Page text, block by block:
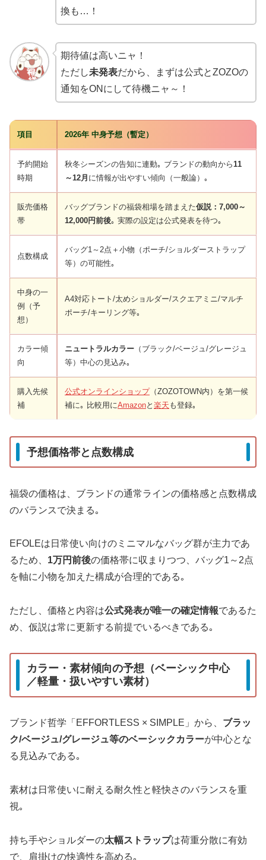
換も…！
期待値は高いニャ！
ただし未発表だから、まずは公式とZOZOの
通知をONにして待機ニャ～！
項目 2026年 中身予想（暫定）
予約開始
時期
秋冬シーズンの告知に連動｡ ブランドの動向から 11
～12月 に情報が出やすい傾向（一般論）｡
販売価格
帯
バッグブランドの福袋相場を踏まえた仮説：7,000～
12,000円前後｡ 実際の設定は公式発表を待つ｡
点数構成
バッグ1～2点＋小物（ポーチ/ショルダーストラップ
等）の可能性｡
中身の一
例（予
想）
A4対応トート/太めショルダー/スクエアミニ/マルチ
ポーチ/キーリング等｡
カラー傾
向
ニュートラルカラー （ブラック/ベージュ/グレージュ
等）中心の見込み｡
購入先候
補
公式オンラインショップ（ZOZOTOWN内）を第一候
補に｡ 比較用にAmazonと 楽天 も登録｡
予想価格帯と点数構成
福袋の価格は、ブランドの通常ラインの価格感と点数構成
のバランスで決まる｡
EFOLEは日常使い向けのミニマルなバッグ群が主力であ
るため、 1万円前後の価格帯に収まりつつ、バッグ1～2点
を軸に小物を加えた構成が合理的である｡
ただし、価格と内容は公式発表が唯一の確定情報であるた
め、仮説は常に更新する前提でいるべきである｡
カラー・素材傾向の予想（ベーシック中心
／軽量・扱いやすい素材）
ブランド哲学「EFFORTLESS × SIMPLE」から、 ブラッ
ク/ベージュ/グレージュ等のベーシックカラーが中心とな
る見込みである｡
素材は日常使いに耐える耐久性と軽快さのバランスを重
視｡
持ち手やショルダーの太幅ストラップは荷重分散に有効
で、肩掛けの快適性を高める｡